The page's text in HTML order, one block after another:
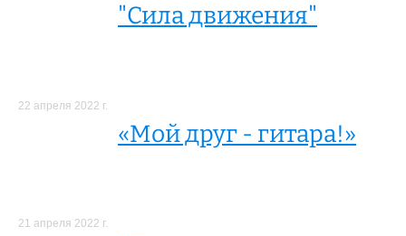
"Сила движения"
22 апреля 2022 г.
«Мой друг - гитара!»
21 апреля 2022 г.